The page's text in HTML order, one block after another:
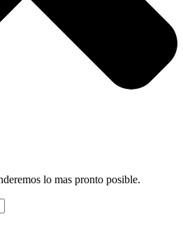
lo mas pronto posible.